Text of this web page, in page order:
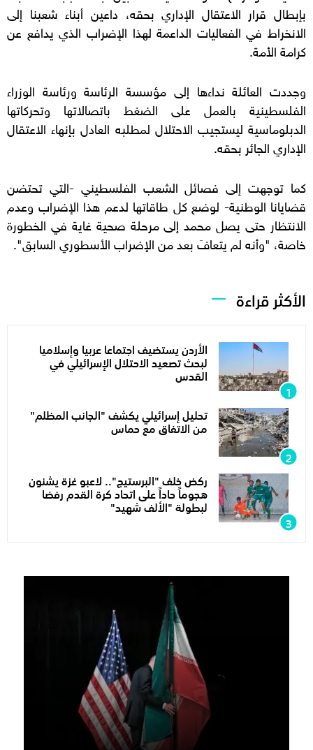
بإبطال قرار الاعتقال الإداري بحقه، داعين أبناء شعبنا إلى
الانخراط في الفعاليات الداعمة لهذا الإضراب الذي يدافع عن
كرامة الأمة.
وجددت العائلة نداءها إلى مؤسسة الرئاسة ورئاسة الوزراء
الفلسطينية بالعمل على الضغط باتصالاتها وتحركاتها
الدبلوماسية ليستجيب الاحتلال لمطلبه العادل بإنهاء الاعتقال
الإداري الجائر بحقه.
كما توجهت إلى فصائل الشعب الفلسطيني -التي تحتضن
قضايانا الوطنية- لوضع كل طاقاتها لدعم هذا الإضراب وعدم
الانتظار حتى يصل محمد إلى مرحلة صحية غاية في الخطورة
خاصة، "وأنه لم يتعافَ بعد من الإضراب الأسطوري السابق".
الأكثر قراءة
الأردن يستضيف اجتماعا عربيا وإسلاميا
لبحث تصعيد الاحتلال الإسرائيلي في
القدس
تحليل إسرائيلي يكشف "الجانب المظلم"
من الاتفاق مع حماس
ركض خلف "البرستيج".. لاعبو غزة يشنون
هجوماً حاداً على اتحاد كرة القدم رفضا
لبطولة "الألف شهيد"